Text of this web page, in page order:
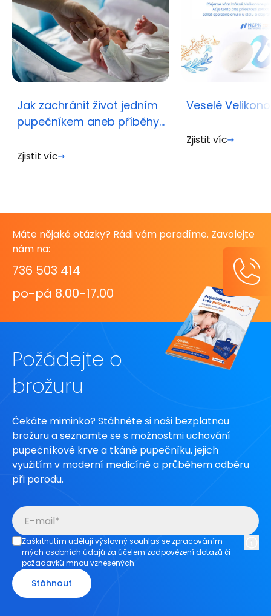
Jak zachránit život jedním
pupečníkem aneb příběhy,
Zjistit víc
Veselé
Zjistit víc
Máte nějaké otázky? Rádi vám poradíme. Zavolejte
nám na:
736 503 414
po-pá 8.00-17.00
Požádejte o
brožuru
Čekáte miminko? Stáhněte si naši bezplatnou
brožuru a seznamte se s možnostmi uchování
pupečníkové krve a tkáně pupečníku, jejich
využitím v moderní medicíně a průběhem odběru
při porodu.
Zaškrtnutím uděluji výslovný souhlas se zpracováním
mých osobních údajů za účelem zodpovězení dotazů či
požadavků mnou vznesených.
Stáhnout